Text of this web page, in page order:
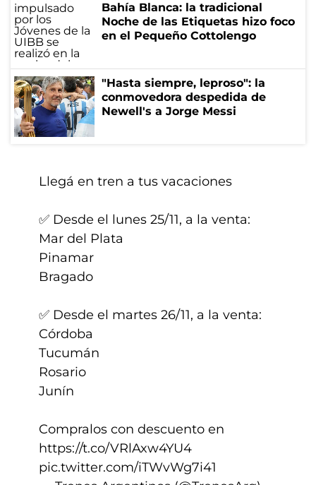
Bahía Blanca: la tradicional
Noche de las Etiquetas hizo foco
en el Pequeño Cottolengo
"Hasta siempre, leproso": la
conmovedora despedida de
Newell's a Jorge Messi
Llegá en tren a tus vacaciones ️
✅ Desde el lunes 25/11, a la venta:
Mar del Plata
Pinamar
Bragado
✅ Desde el martes 26/11, a la venta:
Córdoba
Tucumán
Rosario
Junín
Compralos con descuento en
https://t.co/VRlAxw4YU4
pic.twitter.com/iTWvWg7i41